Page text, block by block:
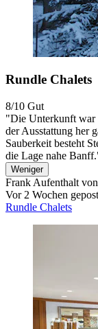
Rundle Chalets
8/10 Gut
"Die Unterkunft war
der Ausstattung her
Sauberkeit besteht
die Lage nahe
Weniger
Frank Aufenthalt
Vor 2 Wochen
Rundle Chalets